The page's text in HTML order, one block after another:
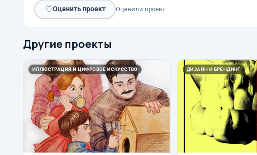
♡Оценить проект Оценили проект:
Другие проекты
ИЛЛЮСТРАЦИЯ И ЦИФРОВОЕ ИСКУССТВО ДИЗАЙН И БРЕНДИНГ